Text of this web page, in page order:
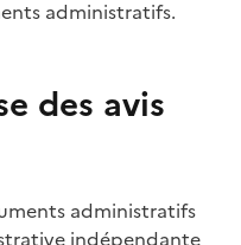
administratifs.
des avis
administratifs
indépendante